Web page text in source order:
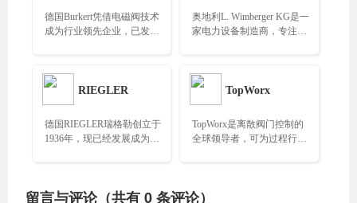
德国Burkert凭借电磁阀技术
成为行业领先企业，已发展
奥地利L. Wimberger KG是一
家电力设备制造商，专注于
RIEGLER
德国RIEGLER瑞格勒创立于
1936年，现已经发展成为在
TopWorx
TopWorx是离散阀门控制的
全球领导者，可为过程行业
留言与评论（共有0条评论）